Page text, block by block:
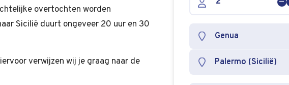
overtochten worden
Sicilië duurt ongeveer 20 uur en 30
verwijzen wij je graag naar de